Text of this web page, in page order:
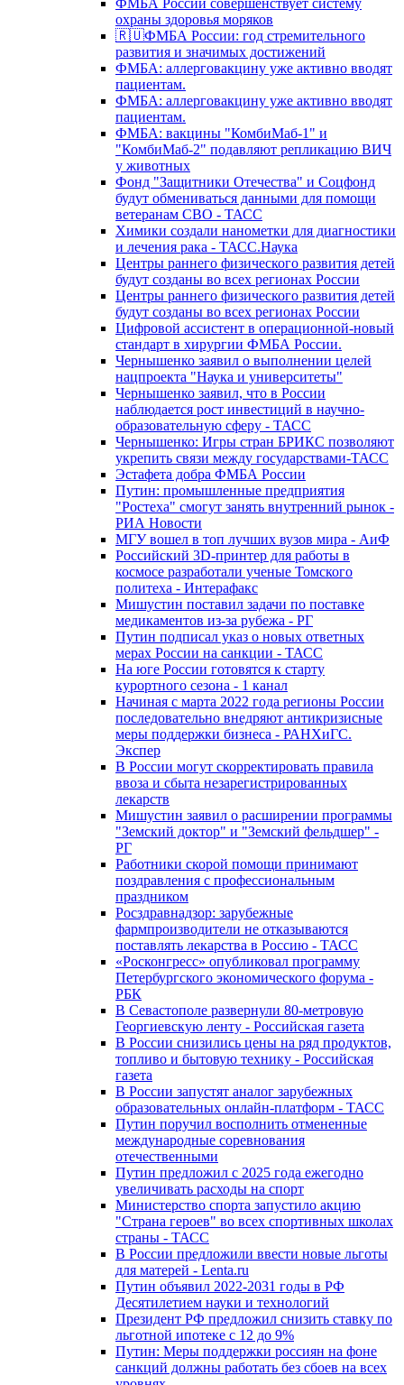
ФМБА России совершенствует систему
охраны здоровья моряков
🇷🇺ФМБА России: год стремительного
развития и значимых достижений
ФМБА: аллерговакцину уже активно вводят
пациентам.
ФМБА: аллерговакцину уже активно вводят
пациентам.
ФМБА: вакцины "КомбиМаб-1" и
"КомбиМаб-2" подавляют репликацию ВИЧ
у животных
Фонд "Защитники Отечества" и Соцфонд
будут обмениваться данными для помощи
ветеранам СВО - ТАСС
Химики создали нанометки для диагностики
и лечения рака - ТАСС.Наука
Центры раннего физического развития детей
будут созданы во всех регионах России
Центры раннего физического развития детей
будут созданы во всех регионах России
Цифровой ассистент в операционной-новый
стандарт в хирургии ФМБА России.
Чернышенко заявил о выполнении целей
нацпроекта "Наука и университеты"
Чернышенко заявил, что в России
наблюдается рост инвестиций в научно-
образовательную сферу - ТАСС
Чернышенко: Игры стран БРИКС позволяют
укрепить связи между государствами-ТАСС
Эстафета добра ФМБА России
Путин: промышленные предприятия
"Ростеха" смогут занять внутренний рынок -
РИА Новости
МГУ вошел в топ лучших вузов мира - АиФ
Российский 3D-принтер для работы в
космосе разработали ученые Томского
политеха - Интерафакс
Мишустин поставил задачи по поставке
медикаментов из-за рубежа - РГ
Путин подписал указ о новых ответных
мерах России на санкции - ТАСС
На юге России готовятся к старту
курортного сезона - 1 канал
Начиная с марта 2022 года регионы России
последовательно внедряют антикризисные
меры поддержки бизнеса - РАНХиГС.
Экспер
В России могут скорректировать правила
ввоза и сбыта незарегистрированных
лекарств
Мишустин заявил о расширении программы
"Земский доктор" и "Земский фельдшер" -
РГ
Работники скорой помощи принимают
поздравления с профессиональным
праздником
Росздравнадзор: зарубежные
фармпроизводители не отказываются
поставлять лекарства в Россию - ТАСС
«Росконгресс» опубликовал программу
Петербургского экономического форума -
РБК
В Севастополе развернули 80-метровую
Георгиевскую ленту - Российская газета
В России снизились цены на ряд продуктов,
топливо и бытовую технику - Российская
газета
В России запустят аналог зарубежных
образовательных онлайн-платформ - ТАСС
Путин поручил восполнить отмененные
международные соревнования
отечественными
Путин предложил с 2025 года ежегодно
увеличивать расходы на спорт
Министерство спорта запустило акцию
"Страна героев" во всех спортивных школах
страны - ТАСС
В России предложили ввести новые льготы
для матерей - Lenta.ru
Путин объявил 2022-2031 годы в РФ
Десятилетием науки и технологий
Президент РФ предложил снизить ставку по
льготной ипотеке с 12 до 9%
Путин: Меры поддержки россиян на фоне
санкций должны работать без сбоев на всех